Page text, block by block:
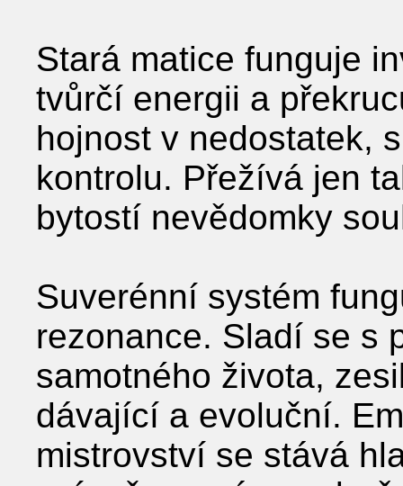
Stará matice funguje
tvůrčí energii a
hojnost v nedostatek,
kontrolu. Přežívá jen
bytostí nevědomky
Suverénní systém
rezonance. Sladí se s
samotného života,
dávající a evoluční.
mistrovství se stává